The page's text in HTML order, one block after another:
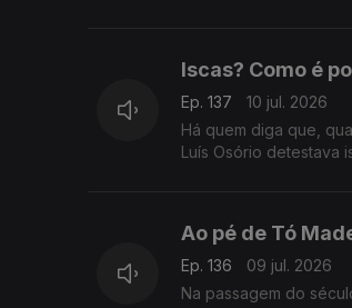
Iscas? Como é
Ep. 137
10 jul. 2026
Há quem diga que,
Luís Osório detestava
Ao pé de Tó
Ep. 136
09 jul. 2026
Na passagem do